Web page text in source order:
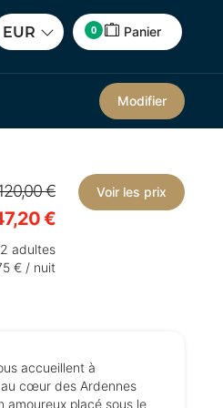
EUR 0 Panier
Modifier
€
€
adultes
€ / nuit
Voir les prix
accueillent à
cœur des Ardennes
amoureux placé sous le